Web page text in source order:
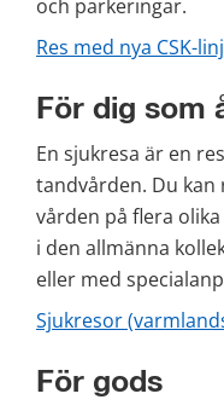
och parkeringar.
Res med nya CSK-
För dig som
En sjukresa är en
tandvården. Du
vården på flera
i den allmänna
eller med
Sjukresor
För gods